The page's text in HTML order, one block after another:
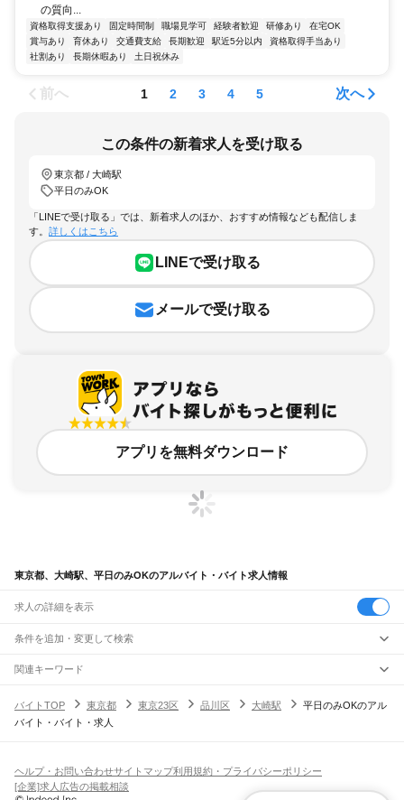
の質向...
資格取得支援あり 固定時間制 職場見学可 経験者歓迎 研修あり
在宅OK
賞与あり
育休あり 交通費支給 長期歓迎 駅近5分以内
資格取得手当あり
社割あり
長期休暇あり 土日祝休み
前へ 1 2 3 4 5 次へ
この条件の新着求人を受け取る
東京都 / 大崎駅
平日のみOK
「LINEで受け取る」では、新着求人のほか、おすすめ情報なども配信しま
す。 詳しくはこちら
LINEで受け取る
メールで受け取る
アプリを無料ダウンロード
東京都、大崎駅、平日のみOKのアルバイト・バイト求人情報
求人の詳細を表示
条件を追加・変更して検索
市区町村を追加・変更
東京都すべて
東京23区 すべて
江戸川区
八王子市立川市武蔵野市 昭島市調布市町田市小金井市
駅を追加・変更
JR山手線
大崎駅五反田駅目黒駅恵比寿駅 代々木駅新宿駅新大久保駅
職種を追加・変更
飲食・フードサービスすべて
ホールスタッフキッチンスタッフ
パン屋（ベーカリー）
バー（BAR）・バーテンダー
人気
雇用形態を追加・変更
関連キーワード
バイトTOP
東京都 東京23区 品川区 大崎駅
平日のみOKのアル
バイト・バイト・求人
ヘルプ・お問い合わせサイトマップ利用規約・プライバシーポリシー
[企業]求人広告の掲載相談